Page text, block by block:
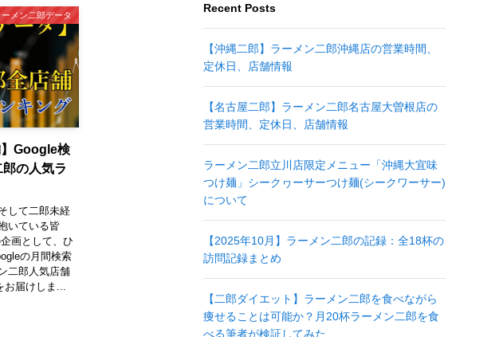
ーメン二郎データ
】Google検
の人気ラ
して二郎未経
いている皆
画として、ひ
の月間検索
二郎人気店舗
届けしま...
Recent Posts
【沖縄二郎】ラーメン二郎沖縄店の営業時間、
定休日、店舗情報
【名古屋二郎】ラーメン二郎名古屋大曽根店の
営業時間、定休日、店舗情報
ラーメン二郎立川店限定メニュー「沖縄大宜味
つけ麺」シークヮーサーつけ麺(シークワーサー)
について
【2025年10月】ラーメン二郎の記録：全18杯の
訪問記録まとめ
【二郎ダイエット】ラーメン二郎を食べながら
痩せることは可能か？月20杯ラーメン二郎を食
べる筆者が検証してみた